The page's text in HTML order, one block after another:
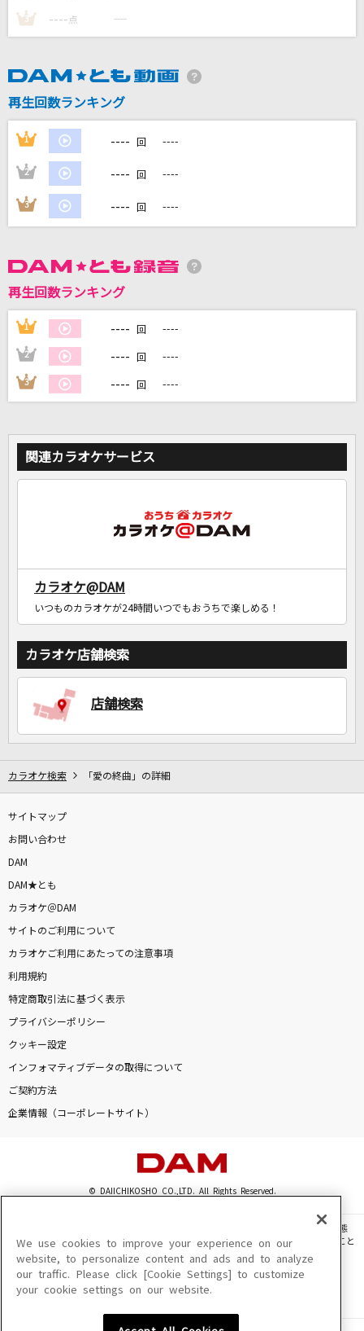
スターライトパレード
ぬくもり
DAMの新曲・ランキングなど
カラオケをもっと楽しもう！
自宅でカラオケ歌い放題！
家族や友達と一緒に！練習にも！
3 ---- 点 ----
再生回数ランキング
1 ---- 回 ----
2 ---- 回 ----
3 ---- 回 ----
再生回数ランキング
1 ---- 回 ----
2 ---- 回 ----
3 ---- 回 ----
関連カラオケサービス
カラオケ@DAM
いつものカラオケが24時間いつでもおうちで楽しめる！
カラオケ店舗検索
店舗検索
カラオケ検索 「愛の終曲」の詳細
サイトマップ
お問い合わせ
DAM
DAM★とも
カラオケ＠DAM
サイトのご利用について
カラオケご利用にあたっての注意事項
利用規約
特定商取引法に基づく表示
プライバシーポリシー
クッキー設定
インフォマティブデータの取得について
ご契約方法
企業情報（コーポレートサイト）
© DAIICHIKOSHO CO.,LTD. All Rights Reserved.
このサイトに掲載されている一切の文章・画像・写真・動画・音声等を、手段や形態
を問わず、著作権法の定める範囲を超えて無断で複製、転載、ファイル化などすること
を禁じます。
楽曲及びコンテンツは、機種によりご利用いただけない場合があります。
楽曲及びコンテンツの配信日、配信内容が変更になる場合があります。
We use cookies to improve your experience on our
website, to personalize content and ads and to analyze
our traffic. Please click [Cookie Settings] to customize
your cookie settings on our website.